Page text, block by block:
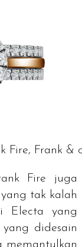
Fire, Frank &
Fire juga
tak kalah
Electa yang
didesain